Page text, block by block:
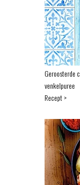
Geroosterde
venkelpuree
Recept >